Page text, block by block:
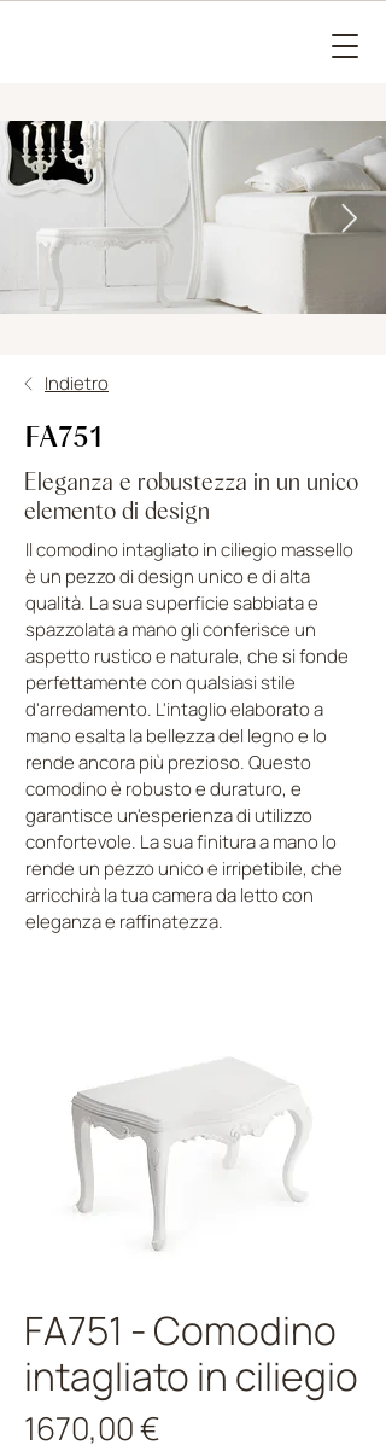
Indietro
FA751
Eleganza e robustezza in un unico
elemento di design
Il comodino intagliato in ciliegio massello
è un pezzo di design unico e di alta
qualità. La sua superficie sabbiata e
spazzolata a mano gli conferisce un
aspetto rustico e naturale, che si fonde
perfettamente con qualsiasi stile
d'arredamento. L'intaglio elaborato a
mano esalta la bellezza del legno e lo
rende ancora più prezioso. Questo
comodino è robusto e duraturo, e
garantisce un'esperienza di utilizzo
confortevole. La sua finitura a mano lo
rende un pezzo unico e irripetibile, che
arricchirà la tua camera da letto con
eleganza e raffinatezza.
FA751 - Comodino
intagliato in ciliegio
1670,00 €